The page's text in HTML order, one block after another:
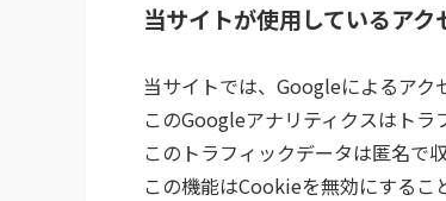
当サイトが使用しているア
当サイトでは、Googleによるアク
このGoogleアナリティクスはトラ
このトラフィックデータは匿名で
この機能はCookieを無効にするこ